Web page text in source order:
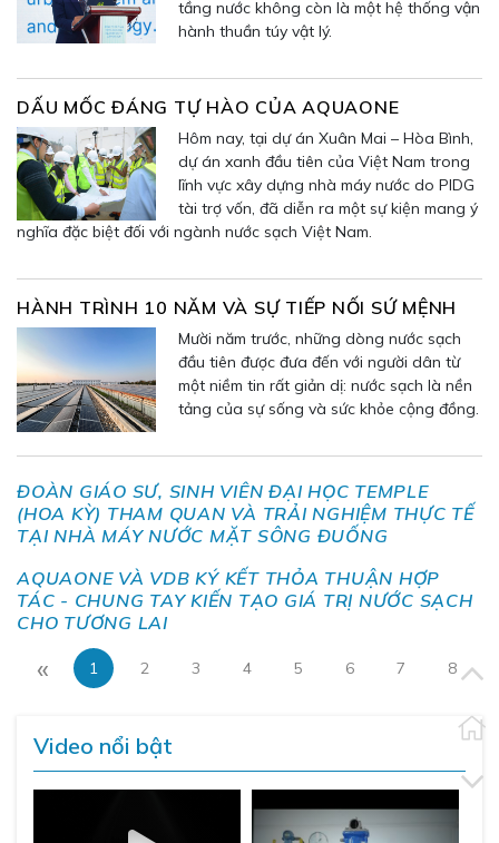
tầng nước không còn là một hệ thống vận
hành thuần túy vật lý.
DẤU MỐC ĐÁNG TỰ HÀO CỦA AQUAONE
Hôm nay, tại dự án Xuân Mai – Hòa Bình,
dự án xanh đầu tiên của Việt Nam trong
lĩnh vực xây dựng nhà máy nước do PIDG
tài trợ vốn, đã diễn ra một sự kiện mang ý
nghĩa đặc biệt đối với ngành nước sạch Việt Nam.
HÀNH TRÌNH 10 NĂM VÀ SỰ TIẾP NỐI SỨ MỆNH
Mười năm trước, những dòng nước sạch
đầu tiên được đưa đến với người dân từ
một niềm tin rất giản dị: nước sạch là nền
tảng của sự sống và sức khỏe cộng đồng.
ĐOÀN GIÁO SƯ, SINH VIÊN ĐẠI HỌC TEMPLE
(HOA KỲ) THAM QUAN VÀ TRẢI NGHIỆM THỰC TẾ
TẠI NHÀ MÁY NƯỚC MẶT SÔNG ĐUỐNG
AQUAONE VÀ VDB KÝ KẾT THỎA THUẬN HỢP
TÁC - CHUNG TAY KIẾN TẠO GIÁ TRỊ NƯỚC SẠCH
CHO TƯƠNG LAI
« 1 2 3 4 5 6 7 8
Video nổi bật